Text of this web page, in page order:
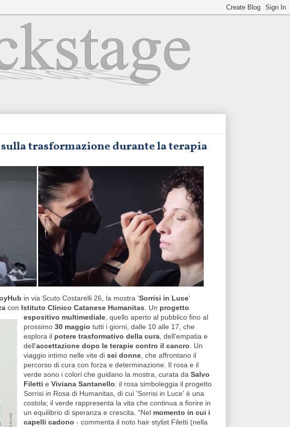
trasformazione durante la terapia
in via Scuto Costarelli 26, la mostra 'Sorrisi in Luce'
con Istituto Clinico Catanese Humanitas Un progetto
espositivo multimediale , quello aperto al pubblico fino al
prossimo 30 maggio tutti i giorni, dalle 10 alle 17, che
esplora il potere trasformativo della cura , dell'empatia e
dell'accettazione dopo le terapie contro il cancro . Un
viaggio intimo nelle vite di sei donne , che affrontano il
percorso di cura con forza e determinazione. Il rosa e il
verde sono i colori che guidano la mostra, curata da Salvo
Filetti e Viviana Santanello: il rosa simboleggia il progetto
Sorrisi in Rosa di Humanitas, di cui 'Sorrisi in Luce' è una
costola; il verde rappresenta la vita che continua a fiorire in
un equilibrio di speranza e crescita. "Nel momento in cui i
capelli cadono - commenta il noto hair stylist Filetti (nella